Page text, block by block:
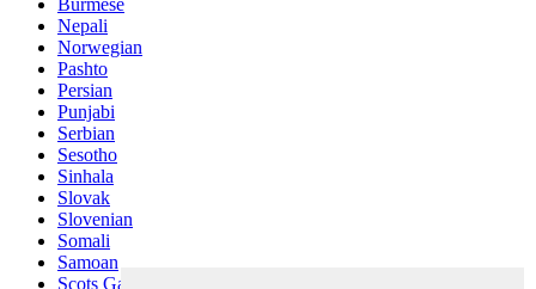
Nepali
Norwegian
Pashto
Persian
Punjabi
Serbian
Sesotho
Sinhala
Slovak
Slovenian
Somali
Samoan
Scots Gaelic